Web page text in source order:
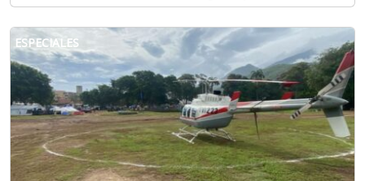
ESPECIALES